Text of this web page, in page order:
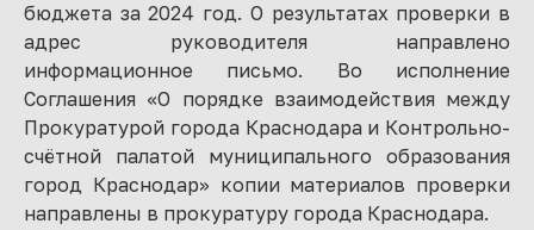
бюджета за 2024 год. О результатах проверки в
адрес руководителя направлено
информационное письмо. Во исполнение
Соглашения «О порядке взаимодействия между
Прокуратурой города Краснодара и Контрольно-
счётной палатой муниципального образования
город Краснодар» копии материалов проверки
направлены в прокуратуру города Краснодара.